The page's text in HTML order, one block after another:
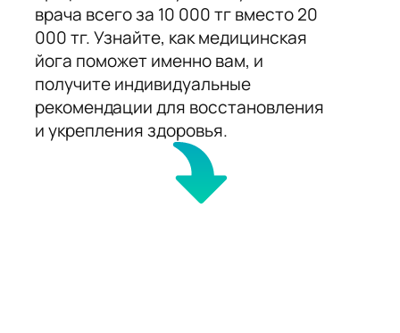
врача всего за 10 000 тг вместо 20
000 тг. Узнайте, как медицинская
йога поможет именно вам, и
получите индивидуальные
рекомендации для восстановления
и укрепления здоровья.